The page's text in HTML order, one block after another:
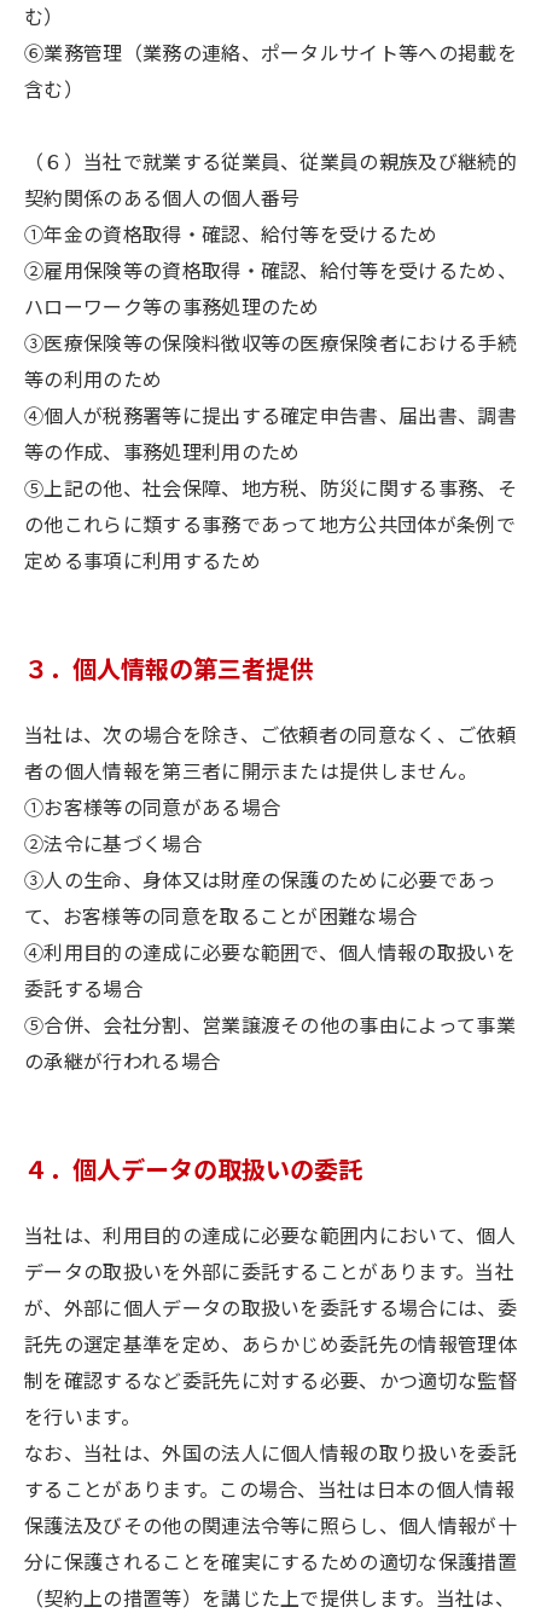
む）
⑥業務管理（業務の連絡、ポータルサイト等への掲載を
含む）
（６）当社で就業する従業員、従業員の親族及び継続的
契約関係のある個人の個人番号
①年金の資格取得・確認、給付等を受けるため
②雇用保険等の資格取得・確認、給付等を受けるため、
ハローワーク等の事務処理のため
③医療保険等の保険料徴収等の医療保険者における手続
等の利用のため
④個人が税務署等に提出する確定申告書、届出書、調書
等の作成、事務処理利用のため
⑤上記の他、社会保障、地方税、防災に関する事務、そ
の他これらに類する事務であって地方公共団体が条例で
定める事項に利用するため
３．個人情報の第三者提供
当社は、次の場合を除き、ご依頼者の同意なく、ご依頼
者の個人情報を第三者に開示または提供しません。
①お客様等の同意がある場合
②法令に基づく場合
③人の生命、身体又は財産の保護のために必要であっ
て、お客様等の同意を取ることが困難な場合
④利用目的の達成に必要な範囲で、個人情報の取扱いを
委託する場合
⑤合併、会社分割、営業譲渡その他の事由によって事業
の承継が行われる場合
４．個人データの取扱いの委託
当社は、利用目的の達成に必要な範囲内において、個人
データの取扱いを外部に委託することがあります。当社
が、外部に個人データの取扱いを委託する場合には、委
託先の選定基準を定め、あらかじめ委託先の情報管理体
制を確認するなど委託先に対する必要、かつ適切な監督
を行います。
なお、当社は、外国の法人に個人情報の取り扱いを委託
することがあります。この場合、当社は日本の個人情報
保護法及びその他の関連法令等に照らし、個人情報が十
分に保護されることを確実にするための適切な保護措置
（契約上の措置等）を講じた上で提供します。当社は、